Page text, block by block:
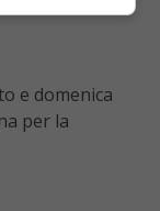
e domenica
per la